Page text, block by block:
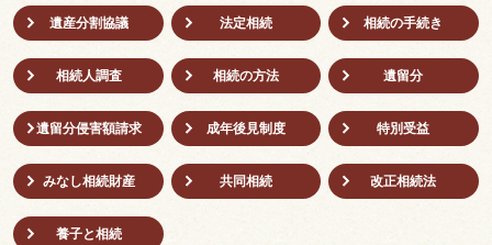
遺産分割協議 法定相続 相続の⼿続き
相続人調査 相続の方法 遺留分
遺留分侵害額請求 成年後⾒制度 特別受益
みなし相続財産 共同相続 改正相続法
養子と相続